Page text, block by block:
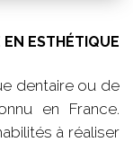
ESTHÉTIQUE
dentaire ou de
en France.
à réaliser